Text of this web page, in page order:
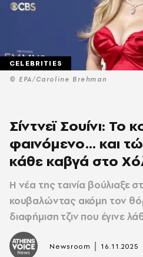
© EPA/Caroline Brehman
CELEBRITIES
Σίντνεϊ Σουίνι: Το
φαινόμενο… και
κάθε καβγά στο
Η νέα της ταινία βούλιαξε
κουβαλώντας ακόμη τον
διαφήμιση τζιν που έγινε
Newsroom 16.11.2025